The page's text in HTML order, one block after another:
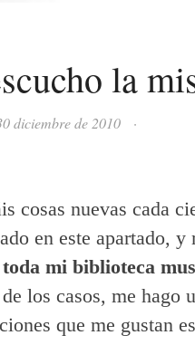
la
diciembre de 2010 ·
cosas nuevas cada
en este apartado,
toda mi biblioteca
los casos, me hago
que me gustan